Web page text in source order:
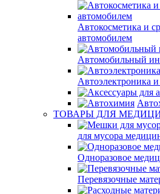
Автокосметика и
автомобилем
Автомобильный
Автоэлектроника
ТОВАРЫ ДЛЯ
для мусора
Одноразовое
Перевязочные